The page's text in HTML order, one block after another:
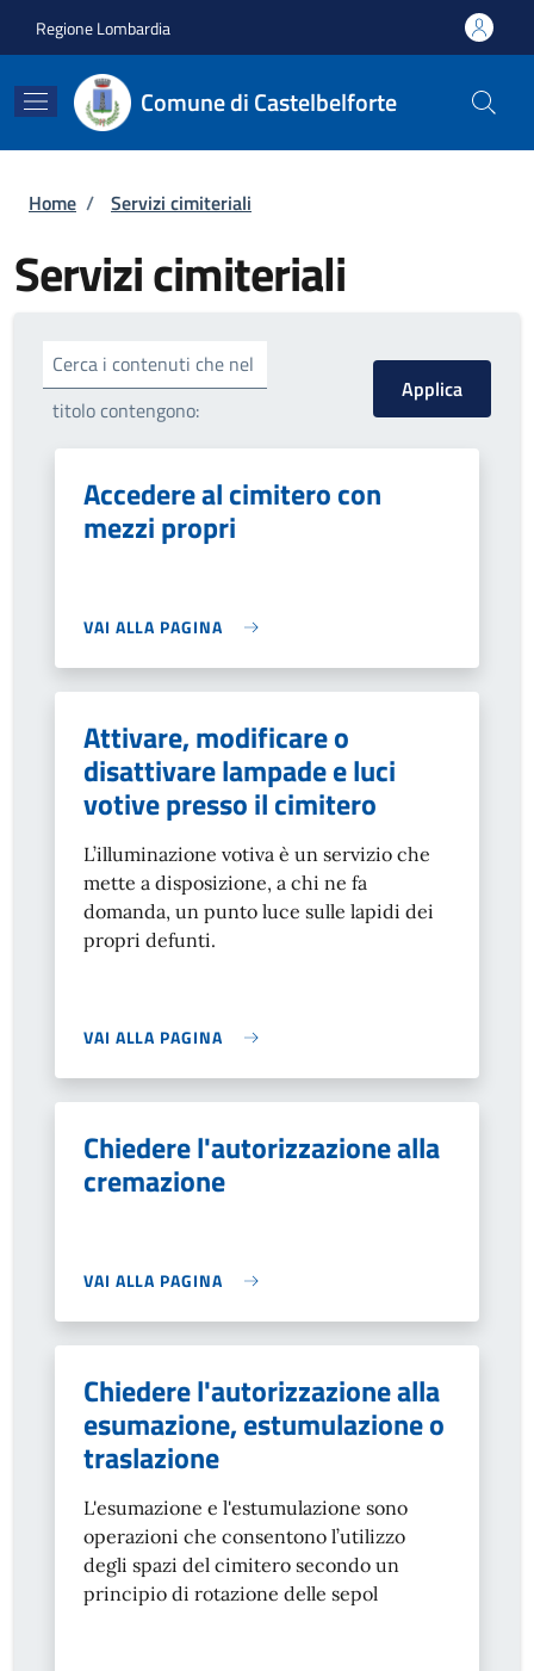
Regione Lombardia
Comune di Castelbelforte
Briciole di pane
Home / Servizi cimiteriali
Servizi cimiteriali
Cerca i contenuti che nel
titolo contengono:
Accedere al cimitero con
mezzi propri
VAI ALLA PAGINA
Attivare, modificare o
disattivare lampade e luci
votive presso il cimitero
L’illuminazione votiva è un servizio che
mette a disposizione, a chi ne fa
domanda, un punto luce sulle lapidi dei
propri defunti.
VAI ALLA PAGINA
Chiedere l'autorizzazione alla
cremazione
VAI ALLA PAGINA
Chiedere l'autorizzazione alla
esumazione, estumulazione o
traslazione
L'esumazione e l'estumulazione sono
operazioni che consentono l’utilizzo
degli spazi del cimitero secondo un
principio di rotazione delle sepol